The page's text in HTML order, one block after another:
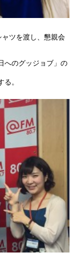
ツを渡し、懇親会
へのグッジョブ」の
。